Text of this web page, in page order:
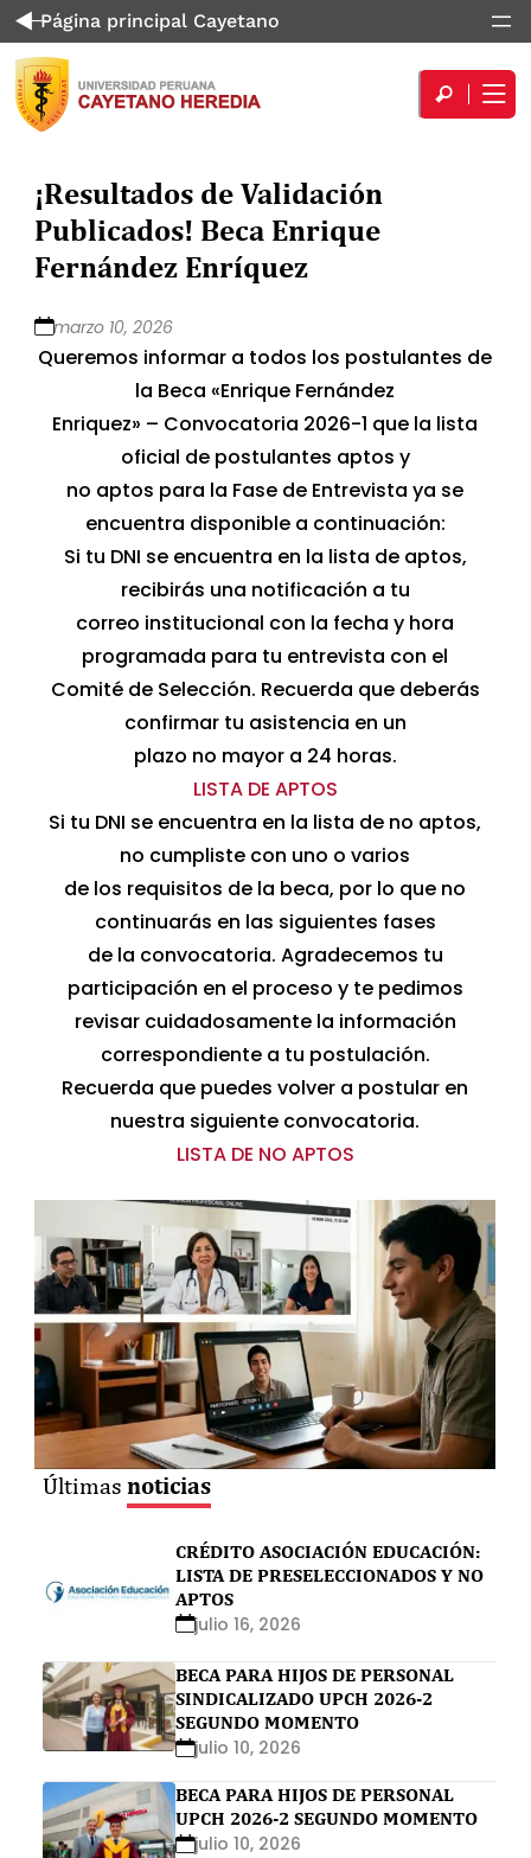
Página principal Cayetano
¡Resultados de Validación
Publicados! Beca Enrique
Fernández Enríquez
marzo 10, 2026
Queremos informar a todos los postulantes de
la Beca «Enrique Fernández
Enriquez» – Convocatoria 2026-1 que la lista
oficial de postulantes aptos y
no aptos para la Fase de Entrevista ya se
encuentra disponible a continuación:
Si tu DNI se encuentra en la lista de aptos,
recibirás una notificación a tu
correo institucional con la fecha y hora
programada para tu entrevista con el
Comité de Selección. Recuerda que deberás
confirmar tu asistencia en un
plazo no mayor a 24 horas.
LISTA DE APTOS
Si tu DNI se encuentra en la lista de no aptos,
no cumpliste con uno o varios
de los requisitos de la beca, por lo que no
continuarás en las siguientes fases
de la convocatoria. Agradecemos tu
participación en el proceso y te pedimos
revisar cuidadosamente la información
correspondiente a tu postulación.
Recuerda que puedes volver a postular en
nuestra siguiente convocatoria.
LISTA DE NO APTOS
Últimasnoticias
CRÉDITO ASOCIACIÓN EDUCACIÓN:
LISTA DE PRESELECCIONADOS Y NO
APTOS
julio 16, 2026
BECA PARA HIJOS DE PERSONAL
SINDICALIZADO UPCH 2026-2
SEGUNDO MOMENTO
julio 10, 2026
BECA PARA HIJOS DE PERSONAL
UPCH 2026-2 SEGUNDO MOMENTO
julio 10, 2026